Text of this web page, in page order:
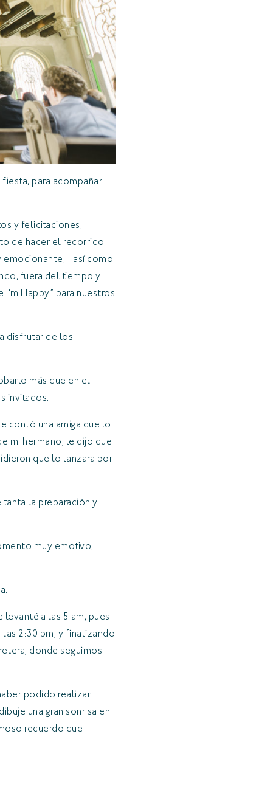
para acompañar
y felicitaciones;
de hacer el recorrido
emocionante; así como
fuera del tiempo y
Happy” para nuestros
disfrutar de los
más que en el
invitados.
contó una amiga que lo
mi hermano, le dijo que
que lo lanzara por
tanta la preparación y
muy emotivo,
a las 5 am, pues
2:30 pm, y finalizando
donde seguimos
podido realizar
una gran sonrisa en
recuerdo que